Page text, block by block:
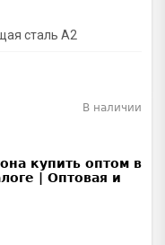
сталь A2
В наличии